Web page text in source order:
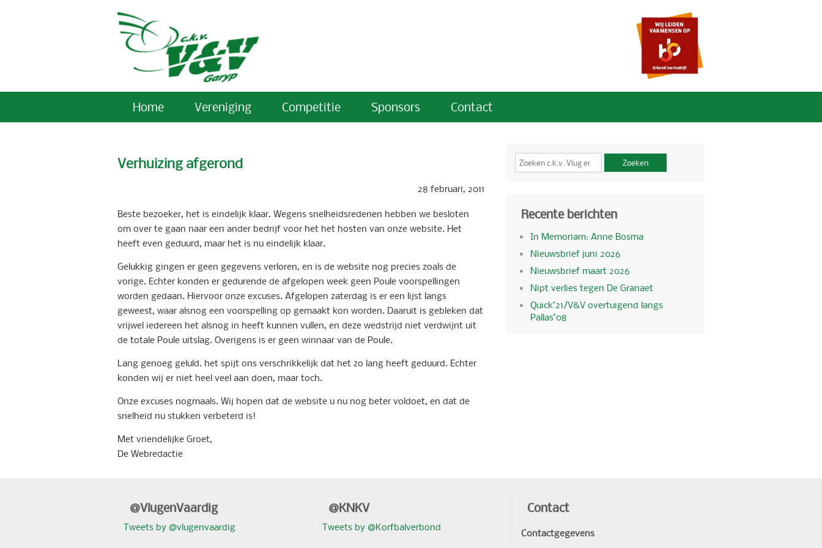
Home Vereniging Competitie Sponsors Contact
Verhuizing afgerond
28 februari, 2011
Beste bezoeker, het is eindelijk klaar. Wegens snelheidsredenen hebben we besloten
om over te gaan naar een ander bedrijf voor het het hosten van onze website. Het
heeft even geduurd, maar het is nu eindelijk klaar.
Gelukkig gingen er geen gegevens verloren, en is de website nog precies zoals de
vorige. Echter konden er gedurende de afgelopen week geen Poule voorspellingen
worden gedaan. Hiervoor onze excuses. Afgelopen zaterdag is er een lijst langs
geweest, waar alsnog een voorspelling op gemaakt kon worden. Daaruit is gebleken dat
vrijwel iedereen het alsnog in heeft kunnen vullen, en deze wedstrijd niet verdwijnt uit
de totale Poule uitslag. Overigens is er geen winnaar van de Poule.
Lang genoeg geluld. het spijt ons verschrikkelijk dat het zo lang heeft geduurd. Echter
konden wij er niet heel veel aan doen, maar toch.
Onze excuses nogmaals. Wij hopen dat de website u nu nog beter voldoet, en dat de
snelheid nu stukken verbeterd is!
Met vriendelijke Groet,
De Webredactie
Zoeken
Recente berichten
In Memoriam: Anne Bosma
Nieuwsbrief juni 2026
Nieuwsbrief maart 2026
Nipt verlies tegen De Granaet
Quick’21/V&V overtuigend langs
Pallas’08
@VlugenVaardig
Tweets by @vlugenvaardig
@KNKV
Tweets by @Korfbalverbond
Contact
Contactgegevens